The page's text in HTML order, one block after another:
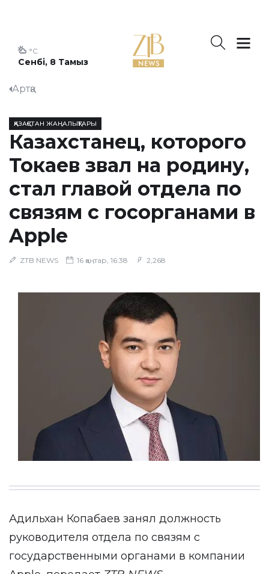
Сенбі, 8 Тамыз
°C
Артқа
ҚАЗАҚСТАН ЖАҢАЛЫҚТАРЫ
Казахстанец, которого
Токаев звал на родину,
стал главой отдела по
связям с госорганами в
Apple
ZTB NEWS 16 қаңтар, 16:38 2,268
Адильхан Копабаев занял должность
руководителя отдела по связям с
государственными органами в компании